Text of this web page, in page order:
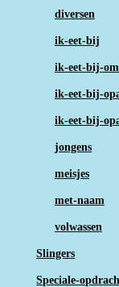
diversen
ik-eet-bij
ik-eet-bij-
ik-eet-bij-
ik-eet-bij-
jongens
meisjes
met-naam
volwassen
Slingers
Speciale-